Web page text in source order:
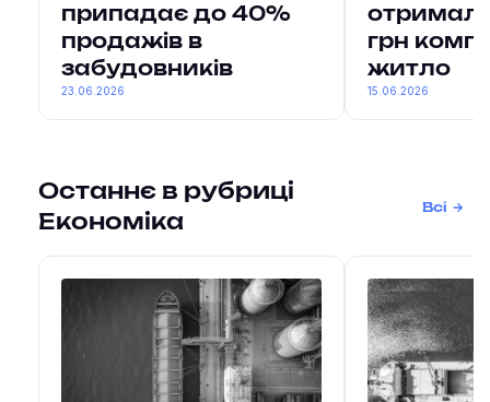
припадає до 40%
продажів в
забудовників
23.06.2026
грн
житло
15.06.2026
Останнє в рубриці
Економіка
Всі